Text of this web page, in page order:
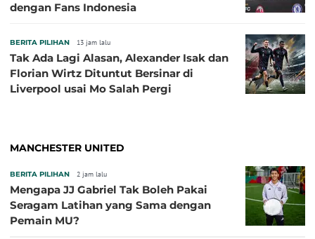
dengan Fans Indonesia
BERITA PILIHAN 13 jam lalu
Tak Ada Lagi Alasan, Alexander Isak dan
Florian Wirtz Dituntut Bersinar di
Liverpool usai Mo Salah Pergi
MANCHESTER UNITED
BERITA PILIHAN 2 jam lalu
Mengapa JJ Gabriel Tak Boleh Pakai
Seragam Latihan yang Sama dengan
Pemain MU?